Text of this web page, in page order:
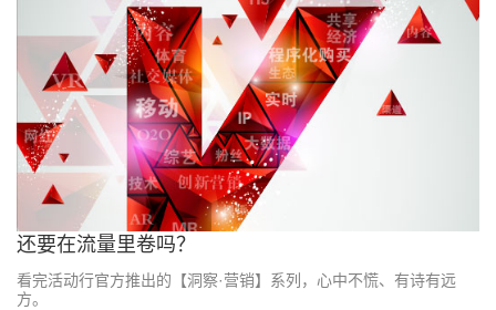
还要在流量里卷吗？
看完活动行官方推出的【洞察·营销】系列，心中不慌、有诗有远
方。